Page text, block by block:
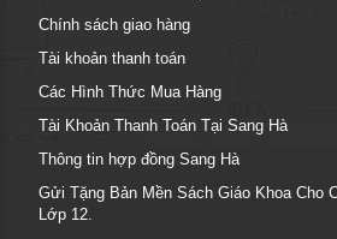
Chính sách giao hàng
Tài khoản thanh toán
Các Hình Thức Mua Hàng
Tài Khoản Thanh Toán Tại Sang Hà
Thông tin hợp đồng Sang Hà
Gửi Tặng Bản Mền Sách Giáo Khoa Cho
Lớp 12.